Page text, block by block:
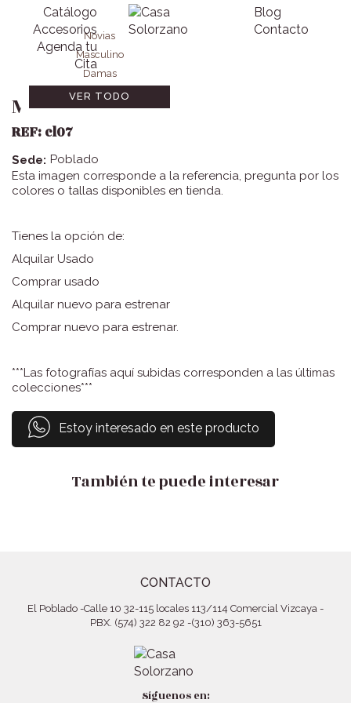
Catálogo
Novias
Masculino
Damas
VER TODO
Accesorios
Agenda tu
Cita
Blog
Contacto
MULATA
REF:cl07
Sede: Poblado
Esta imagen corresponde a la referencia, pregunta por los
colores o tallas disponibles en tienda.
Tienes la opción de:
Alquilar Usado
Comprar usado
Alquilar nuevo para estrenar
Comprar nuevo para estrenar.
***Las fotografías aquí subidas corresponden a las últimas
colecciones***
Estoy interesado en este producto
También te puede interesar
CONTACTO
El Poblado -Calle 10 32-115 locales 113/114 Comercial Vizcaya -
PBX. (574) 322 82 92 -(310) 363-5651
Síguenos en: